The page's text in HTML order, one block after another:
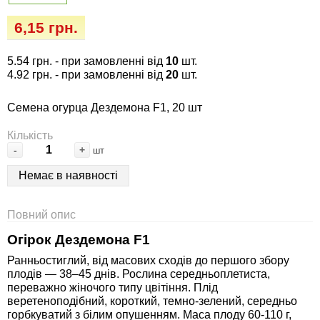
6,15 грн.
5.54 грн. - при замовленні від 10 шт.
4.92 грн. - при замовленні від 20 шт.
Семена огурца Дездемона F1, 20 шт
Кількість
- + шт
Немає в наявності
Повний опис
Огірок Дездемона F1
Ранньостиглий, від масових сходів до першого збору
плодів — 38–45 днів. Рослина середньоплетиста,
переважно жіночого типу цвітіння. Плід
веретеноподібний, короткий, темно-зелений, середньо
горбкуватий з білим опушенням. Маса плоду 60-110 г,
Семена перца
Семена петрушки
Семена пряных трав
Семена редиса
Семена редьки
Семена салата
Семена свеклы
Семена сельдерея
Удобрения «Сударушка», «Рязаночка»
100 г
Удобрения «Чистый лист» кристаллические
Опрыскиватели
Горшки для цветов, кашпо
Перчатки
Тенты
Средства защиты от колорадского жука
Средства защиты от тараканов, прусаков,
клопов, блох, домашних и садовых муравьев
Средства защиты от комаров, москитов,
клещей, ос, мошек, слепней